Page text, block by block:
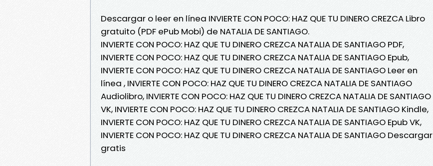
Descargar o leer en línea INVIERTE CON POCO: HAZ QUE TU DINERO CREZCA Libro
gratuito (PDF ePub Mobi) de NATALIA DE SANTIAGO.
INVIERTE CON POCO: HAZ QUE TU DINERO CREZCA NATALIA DE SANTIAGO PDF,
INVIERTE CON POCO: HAZ QUE TU DINERO CREZCA NATALIA DE SANTIAGO Epub,
INVIERTE CON POCO: HAZ QUE TU DINERO CREZCA NATALIA DE SANTIAGO Leer en
línea , INVIERTE CON POCO: HAZ QUE TU DINERO CREZCA NATALIA DE SANTIAGO
Audiolibro, INVIERTE CON POCO: HAZ QUE TU DINERO CREZCA NATALIA DE SANTIAGO
VK, INVIERTE CON POCO: HAZ QUE TU DINERO CREZCA NATALIA DE SANTIAGO Kindle,
INVIERTE CON POCO: HAZ QUE TU DINERO CREZCA NATALIA DE SANTIAGO Epub VK,
INVIERTE CON POCO: HAZ QUE TU DINERO CREZCA NATALIA DE SANTIAGO Descargar
gratis